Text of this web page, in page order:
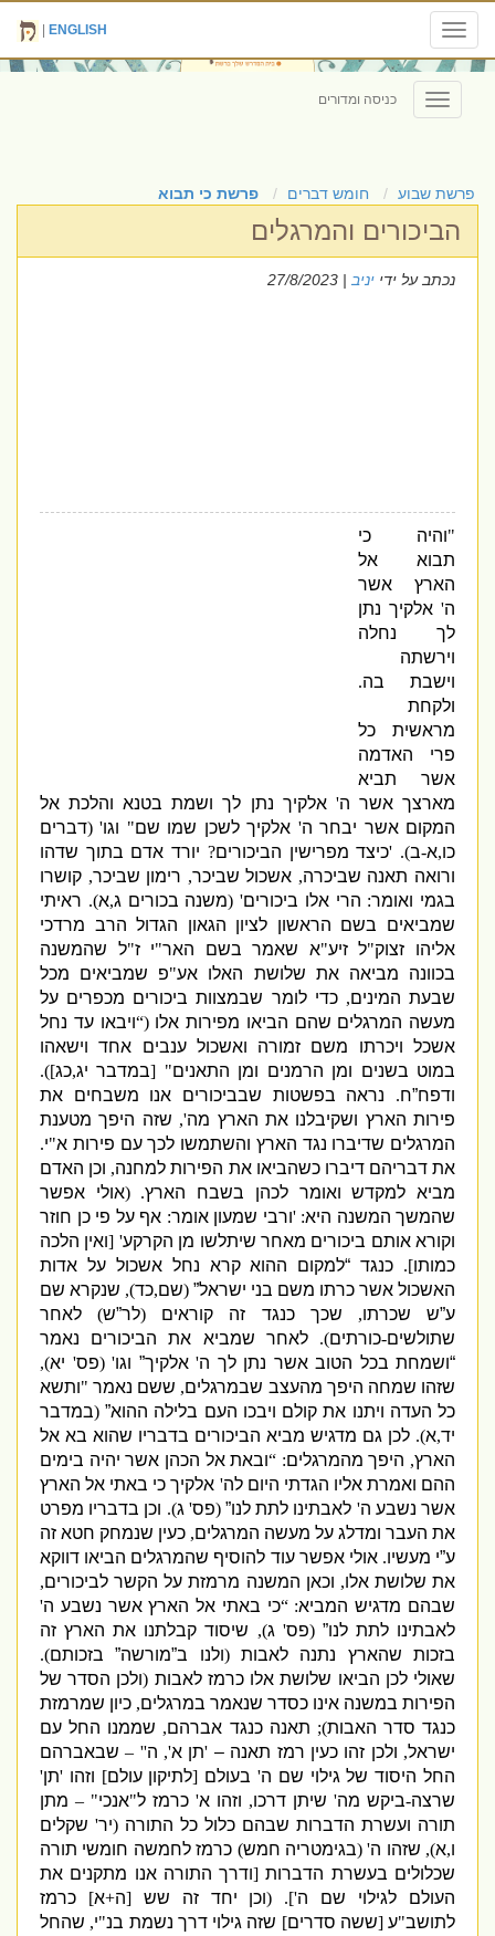
Toggle
navigation
ENGLISH
Toggle
navigation
כניסה ומדורים
פרשת שבוע חומש דברים פרשת כי תבוא
הביכורים והמרגלים
נכתב על ידי יניב | 27/8/2023
"והיה כי
תבוא אל
הארץ אשר
ה' אלקיך נתן
לך נחלה
וירשתה
וישבת בה.
ולקחת
מראשית כל
פרי האדמה
אשר תביא
מארצך אשר ה'אלקיך נתן לך ושמת בטנא והלכת אל
המקום אשר יבחרה' אלקיךלשכן שמו שם" וגו' (דברים
כו,א-ב). 'כיצד מפרישין הביכורים? יורד אדם בתוך שדהו
ורואה תאנה שביכרה, אשכול שביכר, רימון שביכר, קושרו
בגמי ואומר: הרי אלו ביכורים' (משנה בכורים ג,א). ראיתי
שמביאים בשם הראשון לציון הגאון הגדול הרב מרדכי
אליהו זצוק"ל זיע"א שאמר בשם האר"י ז"ל שהמשנה
בכוונה מביאה את שלושת האלו אע"פ שמביאים מכל
שבעת המינים,כדי לומר שבמצוות ביכורים מכפרים על
מעשה המרגלים שהם הביאו מפירות אלו(“ויבאו עד נחל
אשכל ויכרתו משם זמורה ואשכול ענבים אחד וישאהו
במוט בשנים ומן הרמנים ומן התאנים" [במדבר יג,כג]).
ודפח”ח. נראה בפשטות שבביכורים אנו משבחים את
פירות הארץ ושקיבלנו את הארץ מה', שזה היפך מטענת
המרגלים שדיברו נגד הארץ והשתמשו לכך עם פירות א"י.
את דבריהם דיברו כשהביאו את הפירות למחנה, וכן האדם
מביא למקדש ואומר לכהן בשבח הארץ. (אולי אפשר
שהמשך המשנה היא: 'ורבי שמעוןאומר: אף על פי כן חוזר
וקורא אותם ביכורים מאחר שיתלשו מן הקרקע' [ואין הלכה
כמותו]. כנגד “למקום ההוא קרא נחל אשכול על אדות
האשכול אשר כרתו משם בני ישראל” (שם,כד), שנקרא שם
ע”ש שכרתו, שכך כנגד זה קוראים (לר”ש) לאחר
שתולשים-כורתים).לאחר שמביא את הביכורים נאמר
“ושמחת בכל הטוב אשר נתן לך ה'אלקיך” וגו' (פס' יא),
שזהו שמחה היפך מהעצב שבמרגלים, ששם נאמר "ותשא
כל העדה ויתנו את קולם ויבכו העם בלילה ההוא” (במדבר
יד,א). לכן גם מדגיש מביא הביכורים בדבריו שהוא בא אל
הארץ, היפך מהמרגלים: “ובאת אל הכהן אשר יהיה בימים
ההם ואמרת אליו הגדתי היום לה' אלקיך כי באתי אל הארץ
אשר נשבע ה' לאבתינו לתת לנו”(פס' ג). וכן בדבריו מפרט
את העבר ומדלג על מעשה המרגלים, כעין שנמחק חטא זה
ע”י מעשיו.אולי אפשר עוד להוסיף שהמרגלים הביאו דווקא
את שלושת אלו, וכאן המשנה מרמזת על הקשר לביכורים,
שבהם מדגיש המביא: “כי באתי אל הארץ אשר נשבע ה'
לאבתינו לתת לנו”(פס' ג), שיסוד קבלתנו את הארץ זה
בזכות שהארץ נתנה לאבות(ולנו ב”מורשה” בזכותם).
שאולי לכן הביאו שלושת אלו כרמז לאבות (ולכן הסדר של
הפירות במשנה אינו כסדר שנאמר במרגלים, כיון שמרמזת
כנגד סדר האבות); תאנה כנגד אברהם, שממנו החל עם
ישראל, ולכן זהו כעין רמז תאנה – 'תן א', ה'' – שבאברהם
החל היסוד של גילוי שם ה' בעולם [לתיקון עולם] וזהו 'תן'
שרצה-ביקש מה' שיתן דרכו, וזהו א' כרמז ל"אנכי" – מתן
תורה ועשרת הדברות שבהם כלול כל התורה (יר' שקלים
ו,א), שזהו ה' (בגימטריה חמש) כרמז לחמשה חומשי תורה
שכלולים בעשרת הדברות [ודרך התורה אנו מתקנים את
העולם לגילוי שם ה']. (וכן יחד זה שש[ה+א] כרמז
לתושב"ע[ששה סדרים] שזה גילוי דרך נשמת בנ"י, שהחל